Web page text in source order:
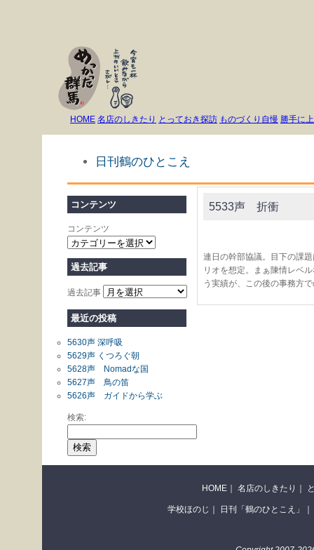
HOME 名店のしきたり とっておき探訪 ものづくり自慢 勝手に
日刊鶴のひとこえ
コンテンツ
コンテンツ
過去記事
過去記事
最近の投稿
5630声 深呼吸
5629声 くつろぐ朝
5628声 Nomadな国
5627声 鳥の笛
5626声 ガイドから学ぶ
検索:
5533声 折衝
連日の幹部協議。目下の課
リオを想定。まぁ陳情レベ
う実績が、この後の事務方
HOME ｜ 名店のしきたり ｜
学校ほのじ ｜ 日刊「鶴のひとこえ」 ｜